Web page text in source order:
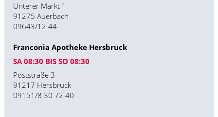
Unterer Markt 1
91275 Auerbach
09643/12 44
Franconia Apotheke Hersbruck
SA 08:30 BIS SO 08:30
Poststraße 3
91217 Hersbruck
09151/8 30 72 40